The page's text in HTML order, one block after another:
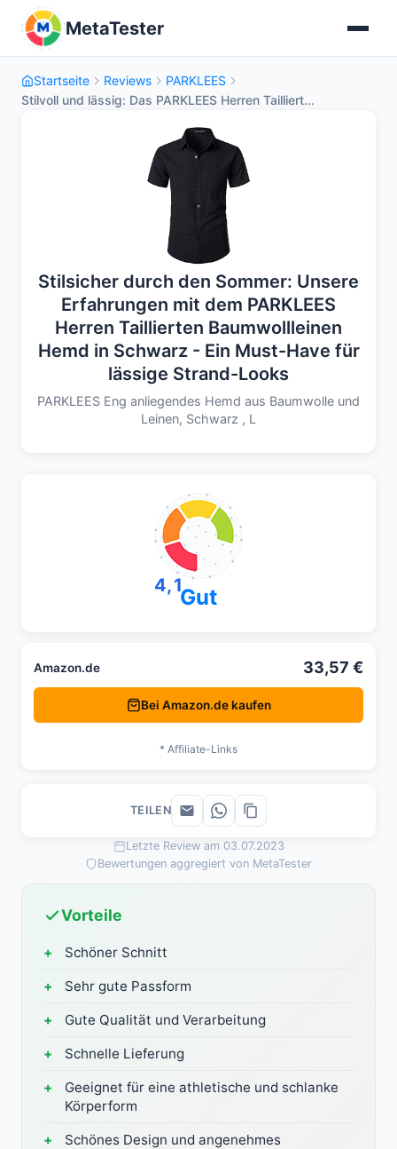
MetaTester
Startseite Reviews
PARKLEES
Stilvoll und lässig: Das PARKLEES Herren Tailliert...
Stilsicher durch den Sommer: Unsere
Erfahrungen mit dem PARKLEES
Herren Taillierten Baumwollleinen
Hemd in Schwarz - Ein Must-Have für
lässige Strand-Looks
PARKLEES Eng anliegendes Hemd aus Baumwolle und
Leinen, Schwarz , L
Letzte Review am 03.07.2023
Bewertungen aggregiert von MetaTester
Vorteile
Schöner Schnitt
Sehr gute Passform
Gute Qualität und Verarbeitung
Schnelle Lieferung
Geeignet für eine athletische und schlanke
Körperform
Schönes Design und angenehmes
4,1Gut
Amazon.de 33,57 €
Bei Amazon.de kaufen
* Affiliate-Links
TEILEN